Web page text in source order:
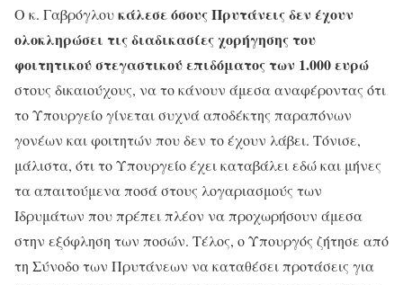
Ο κ. Γαβρόγλουκάλεσε όσους Πρυτάνεις δεν έχουν
ολοκληρώσει τις διαδικασίες χορήγησης του
φοιτητικού στεγαστικού επιδόματος των 1.000 ευρώ
στους δικαιούχους, να το κάνουν άμεσα αναφέροντας ότι
το Υπουργείο γίνεται συχνά αποδέκτης παραπόνων
γονέων και φοιτητών που δεν το έχουν λάβει. Τόνισε,
μάλιστα, ότι το Υπουργείο έχει καταβάλει εδώ και μήνες
τα απαιτούμενα ποσά στους λογαριασμούς των
Ιδρυμάτων που πρέπει πλέον να προχωρήσουν άμεσα
στην εξόφληση των ποσών. Τέλος, ο Υπουργός ζήτησε από
τη Σύνοδο των Πρυτάνεων να καταθέσει προτάσεις για